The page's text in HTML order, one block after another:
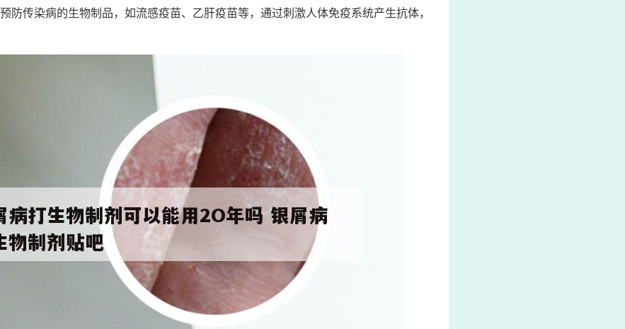
防传染病的生物制品，如流感疫苗、乙肝疫苗等，通过刺激人体免疫系统产生抗体，